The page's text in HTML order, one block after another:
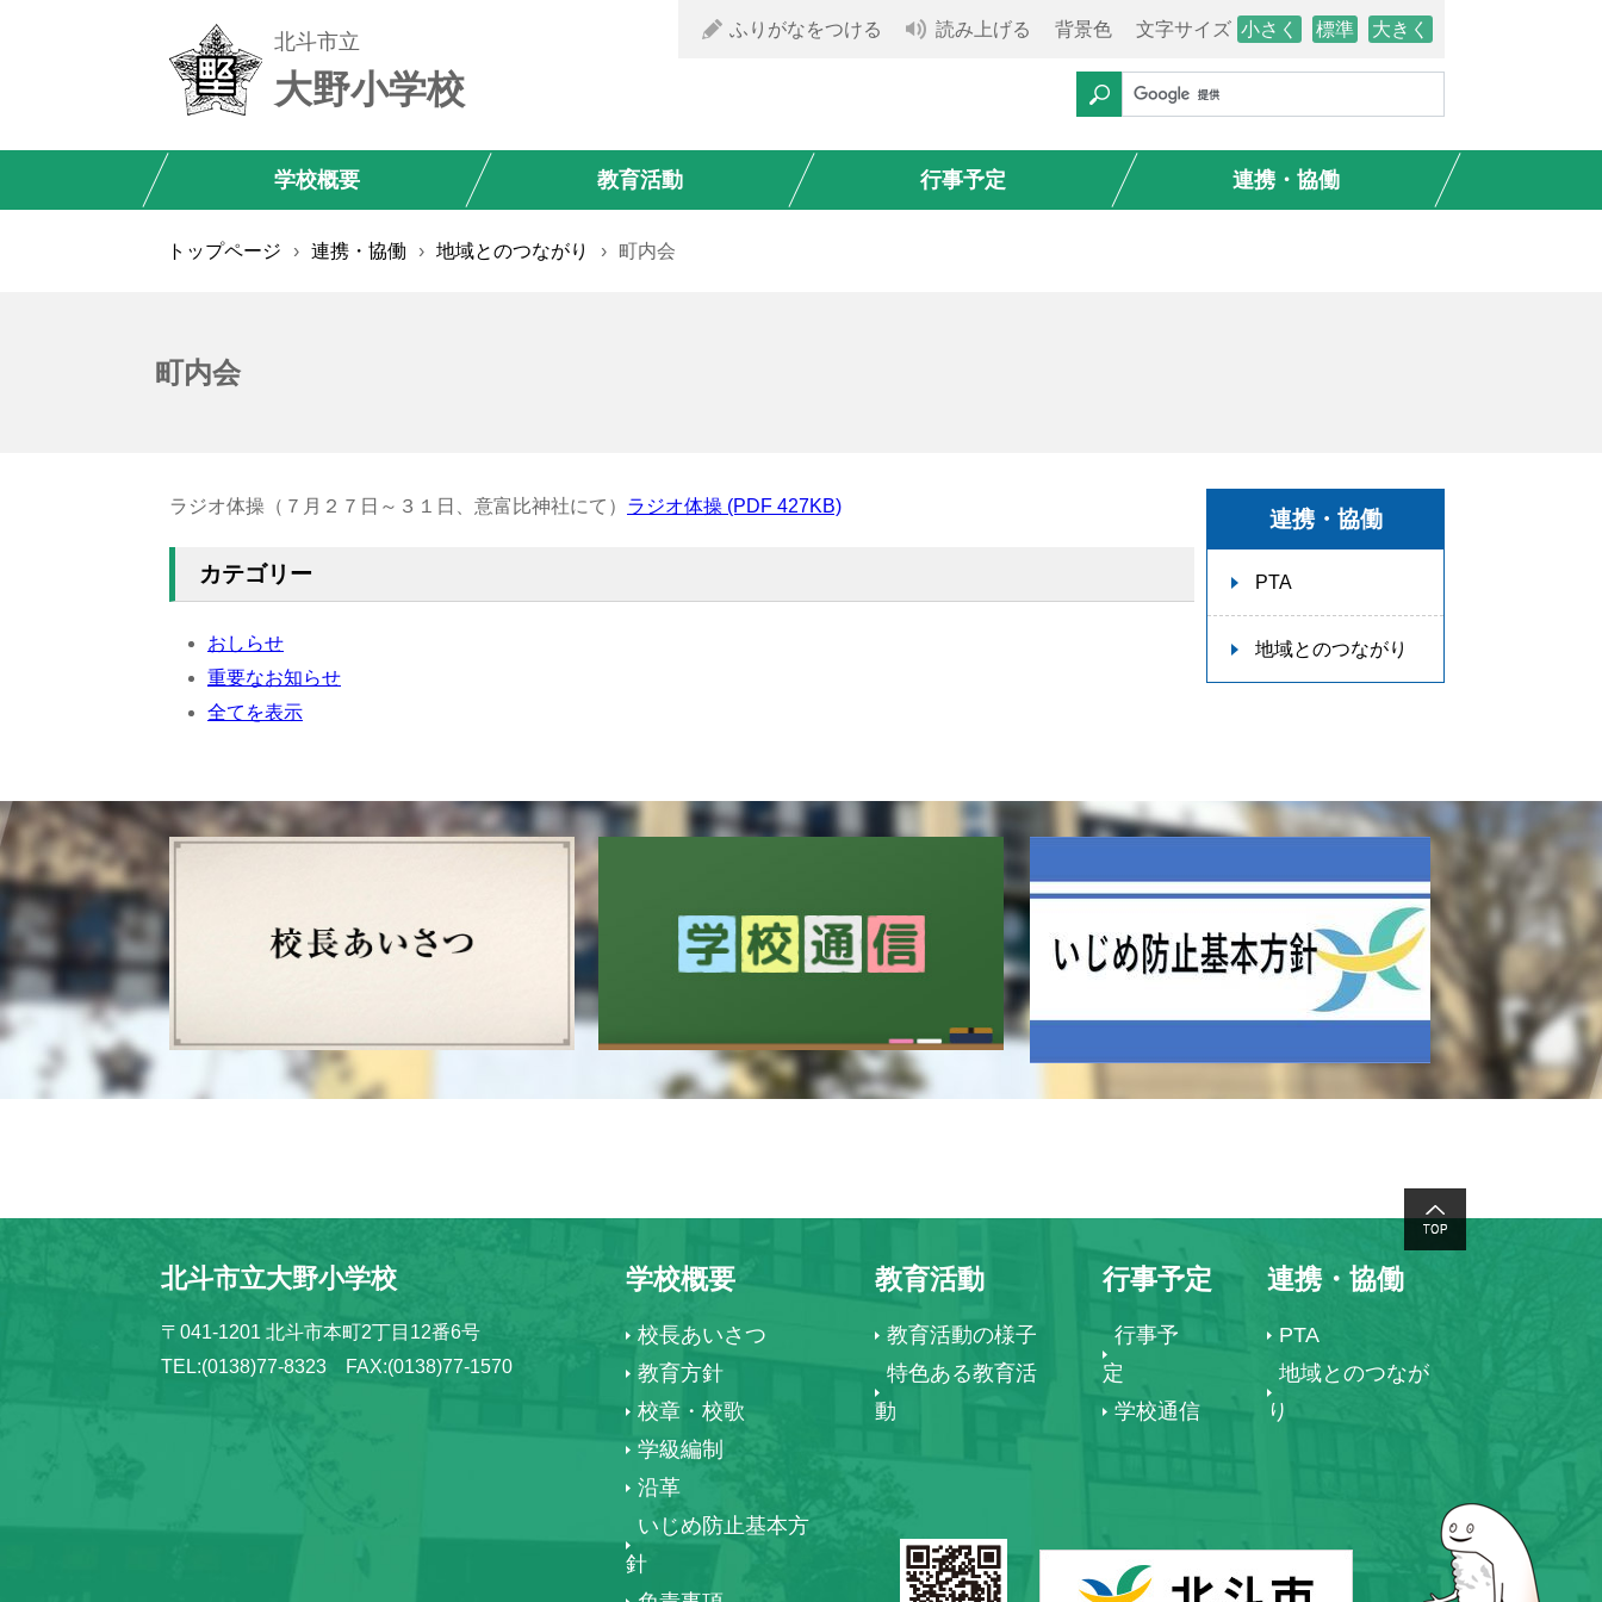
ふりがなをつける 読み上げる 背景色 文字サイズ 小さく 標準 大きく
北斗市立
大野小学校
学校概要 教育活動 行事予定 連携・協働
トップページ › 連携・協働 › 地域とのつながり › 町内会
町内会
ラジオ体操（７月２７日～３１日、意富比神社にて） ラジオ体操 (PDF 427KB)
カテゴリー
おしらせ
重要なお知らせ
全てを表示
連携・協働
PTA
地域とのつながり
北斗市立大野小学校
〒041-1201 北斗市本町2丁目12番6号
TEL:(0138)77-8323 FAX:(0138)77-1570
学校概要
校長あいさつ
教育方針
校章・校歌
学級編制
沿革
いじめ防止基本方
針
教育活動
教育活動の様子
特色ある教育活
動
行事予定
行事予
定
学校通信
連携・協働
PTA
地域とのつなが
り